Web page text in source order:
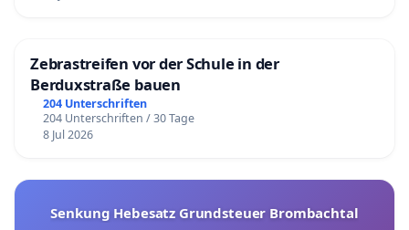
Zebrastreifen vor der Schule in der
Berduxstraße bauen
204 Unterschriften
204 Unterschriften / 30 Tage
8 Jul 2026
Senkung Hebesatz Grundsteuer Brombachtal